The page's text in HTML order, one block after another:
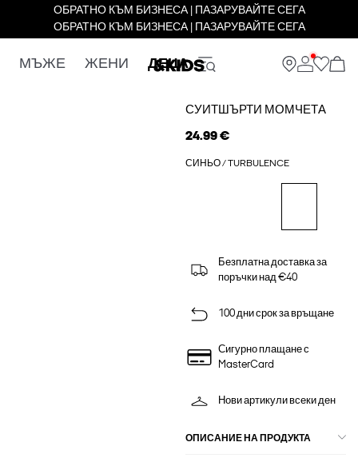
ОБРАТНО КЪМ БИЗНЕСА | ПАЗАРУВАЙТЕ СЕГА
ОБРАТНО КЪМ БИЗНЕСА | ПАЗАРУВАЙТЕ СЕГА
МЪЖЕ ЖЕНИ ДЕЦА
СУИТШЪРТИ МОМЧЕТА
24.99 €
СИНЬО / TURBULENCE
Безплатна доставка за
поръчки над €40
100 дни срок за връщане
Сигурно плащане с
MasterCard
Нови артикули всеки ден
ОПИСАНИЕ НА ПРОДУКТА